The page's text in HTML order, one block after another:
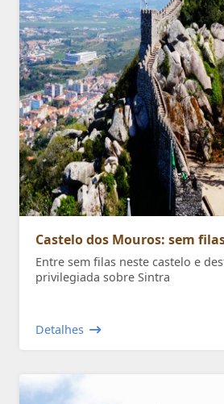
Castelo dos Mouros: sem
Entre sem filas neste castelo e
privilegiada sobre Sintra
Detalhes